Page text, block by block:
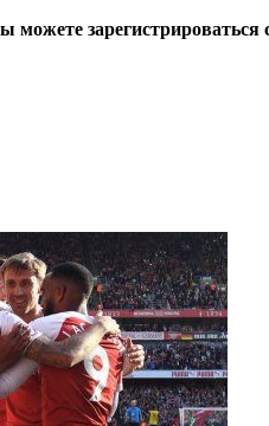
можете